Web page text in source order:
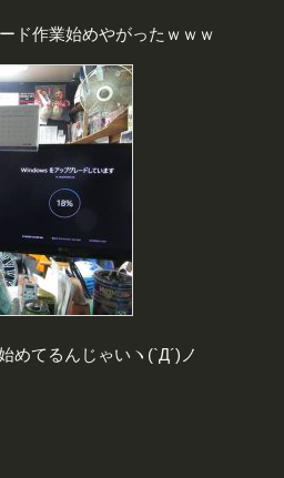
ド作業始めやがったｗｗｗ
めてるんじゃいヽ(`Д´)ノ